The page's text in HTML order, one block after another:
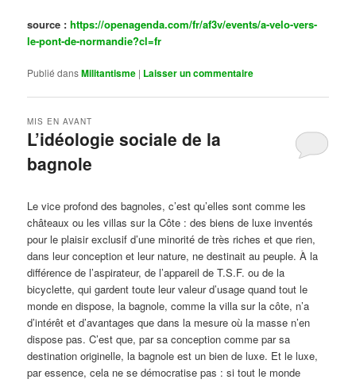
source :https://openagenda.com/fr/af3v/events/a-velo-vers-
le-pont-de-normandie?cl=fr
Publié dansMilitantisme | Laisser un commentaire
L’idéologie sociale de la
bagnole
MIS EN AVANT
Le vice profond des bagnoles, c’est qu’elles sont comme les
châteaux ou les villas sur la Côte : des biens de luxe inventés
pour le plaisir exclusif d’une minorité de très riches et que rien,
dans leur conception et leur nature, ne destinait au peuple. À la
différence de l’aspirateur, de l’appareil de T.S.F. ou de la
bicyclette, qui gardent toute leur valeur d’usage quand tout le
monde en dispose, la bagnole, comme la villa sur la côte, n’a
d’intérêt et d’avantages que dans la mesure où la masse n’en
dispose pas. C’est que, par sa conception comme par sa
destination originelle, la bagnole est un bien de luxe. Et le luxe,
par essence, cela ne se démocratise pas : si tout le monde